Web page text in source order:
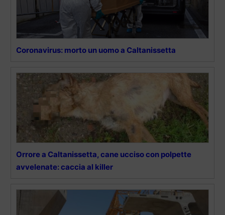
Coronavirus: morto un uomo a Caltanissetta
Orrore a Caltanissetta, cane ucciso con polpette
avvelenate: caccia al killer